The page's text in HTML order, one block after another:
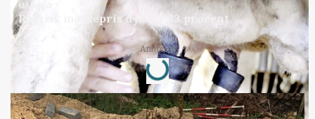
MARKED
Russisk mælkepris dykker 23 procent
Annonce
Loading...